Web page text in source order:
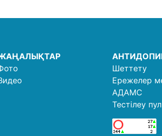
Шеттету
Ережелер
АДАМС
Тестілеу пул